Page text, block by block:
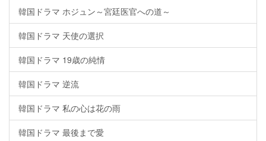
韓国ドラマ ホジュン～宮廷医官への道～
韓国ドラマ 天使の選択
韓国ドラマ 19歳の純情
韓国ドラマ 逆流
韓国ドラマ 私の心は花の雨
韓国ドラマ 最後まで愛